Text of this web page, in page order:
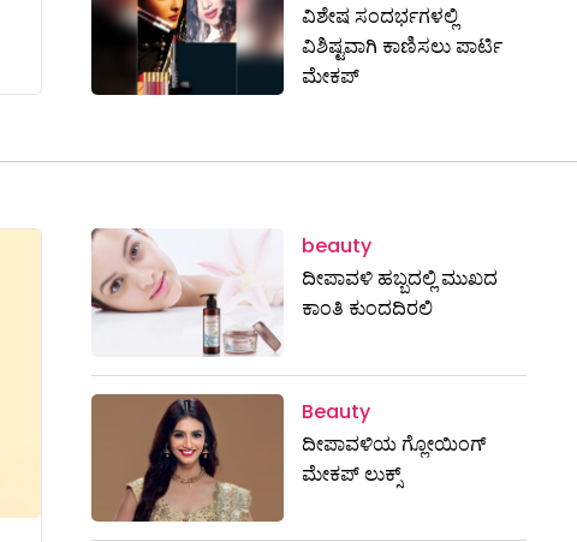
ವಿಶೇಷ ಸಂದರ್ಭಗಳಲ್ಲಿ
ವಿಶಿಷ್ಟವಾಗಿ ಕಾಣಿಸಲು ಪಾರ್ಟಿ
ಮೇಕಪ್‌
beauty
ದೀಪಾವಳಿ ಹಬ್ಬದಲ್ಲಿ ಮುಖದ
ಕಾಂತಿ ಕುಂದದಿರಲಿ
Beauty
ದೀಪಾವಳಿಯ ಗ್ಲೋಯಿಂಗ್
ಮೇಕಪ್ ಲುಕ್ಸ್